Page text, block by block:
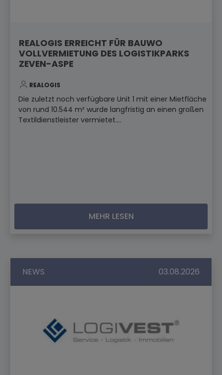
REALOGIS ERREICHT FÜR BAUWO
VOLLVERMIETUNG DES LOGISTIKPARKS
ZEVEN-ASPE
REALOGIS
Die zuletzt noch verfügbare Unit 1 mit einer Mietfläche
von rund 10.544 m² wurde langfristig an einen großen
Textildienstleister vermietet....
MEHR LESEN
NEWS 03.08.2026